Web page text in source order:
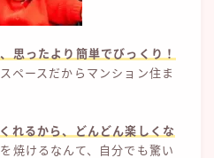
思ったより簡単でびっくり ！
ペースだからマンション住ま
れるから、どんどん楽しくな
焼けるなんて、自分でも驚い